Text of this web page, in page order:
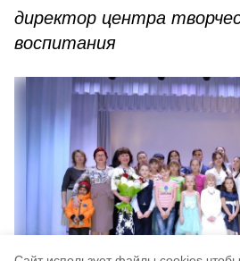
директор центра
воспитания